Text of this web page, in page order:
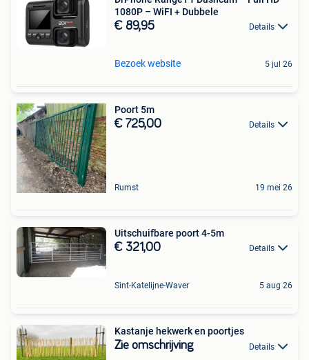
1080P – WiFI + Dubbele
€ 89,95 Details
Bezoek website 5 jul 26
Poort 5m
€ 725,00 Details
Rumst 19 mei 26
Uitschuifbare poort 4-5m
€ 321,00 Details
Sint-Katelijne-Waver 5 aug 26
Kastanje hekwerk en poortjes
Zie omschrijving Details